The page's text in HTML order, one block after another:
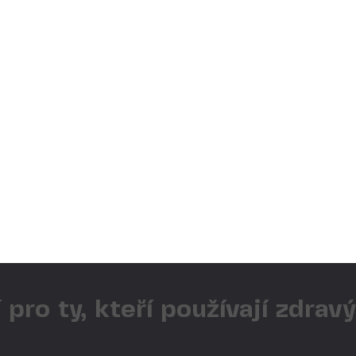
ty, kteří používají